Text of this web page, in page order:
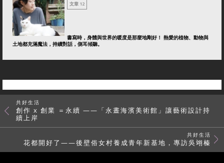
文章 12
書寫時，身體與世界的暖度是那麼地剛好！ 熱愛的植物、動物與
土地都充滿魔法，持續對話，側耳傾聽。
共好生活
創作 x 創業 ＝永續 ——「永晝海濱美術館」讓藝術設計持
續上岸
共好生活
花都開好了——後壁俗女村養成青年新基地，專訪吳翊榛